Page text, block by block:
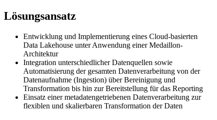
Lösungsansatz
Entwicklung und Implementierung eines Cloud-basierten
Data Lakehouse unter Anwendung einer Medaillon-
Architektur
Integration unterschiedlicher Datenquellen sowie
Automatisierung der gesamten Datenverarbeitung von der
Datenaufnahme (Ingestion) über Bereinigung und
Transformation bis hin zur Bereitstellung für das Reporting
Einsatz einer metadatengetriebenen Datenverarbeitung zur
flexiblen und skalierbaren Transformation der Daten